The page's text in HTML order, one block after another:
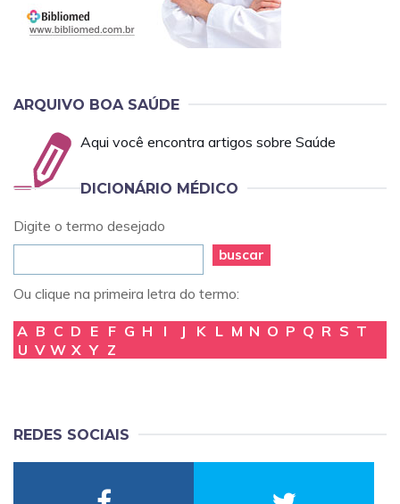
ARQUIVO BOA SAÚDE
Aqui você encontra artigos sobre Saúde
DICIONÁRIO MÉDICO
Digite o termo desejado
buscar
Ou clique na primeira letra do termo:
A B C D E F G H I J K L M N O P Q R S T
U V W X Y Z
REDES SOCIAIS